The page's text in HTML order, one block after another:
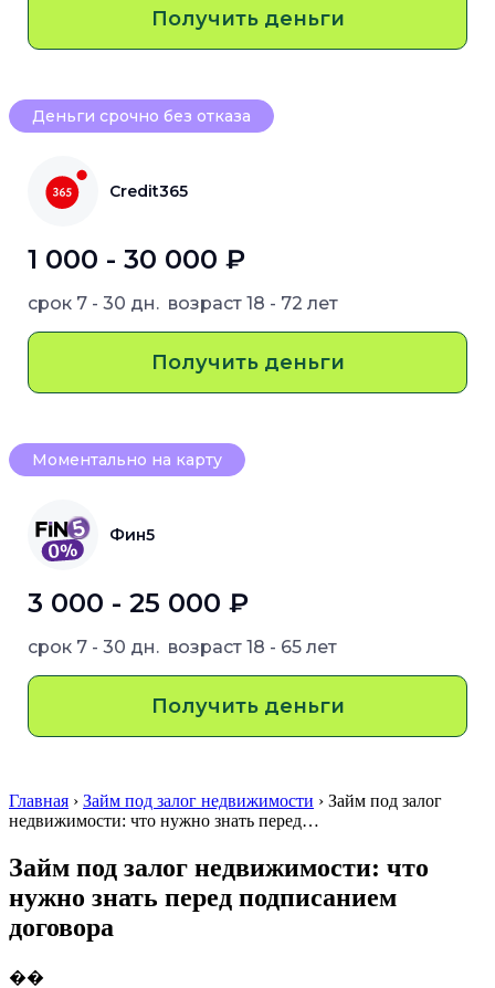
Получить деньги
Деньги срочно без отказа
Credit365
1 000 - 30 000 ₽
срок 7 - 30 дн. возраст 18 - 72 лет
Получить деньги
Моментально на карту
Фин5
3 000 - 25 000 ₽
срок 7 - 30 дн. возраст 18 - 65 лет
Получить деньги
Главная › Займ под залог недвижимости › Займ под залог
недвижимости: что нужно знать перед…
Займ под залог недвижимости: что
нужно знать перед подписанием
договора
��